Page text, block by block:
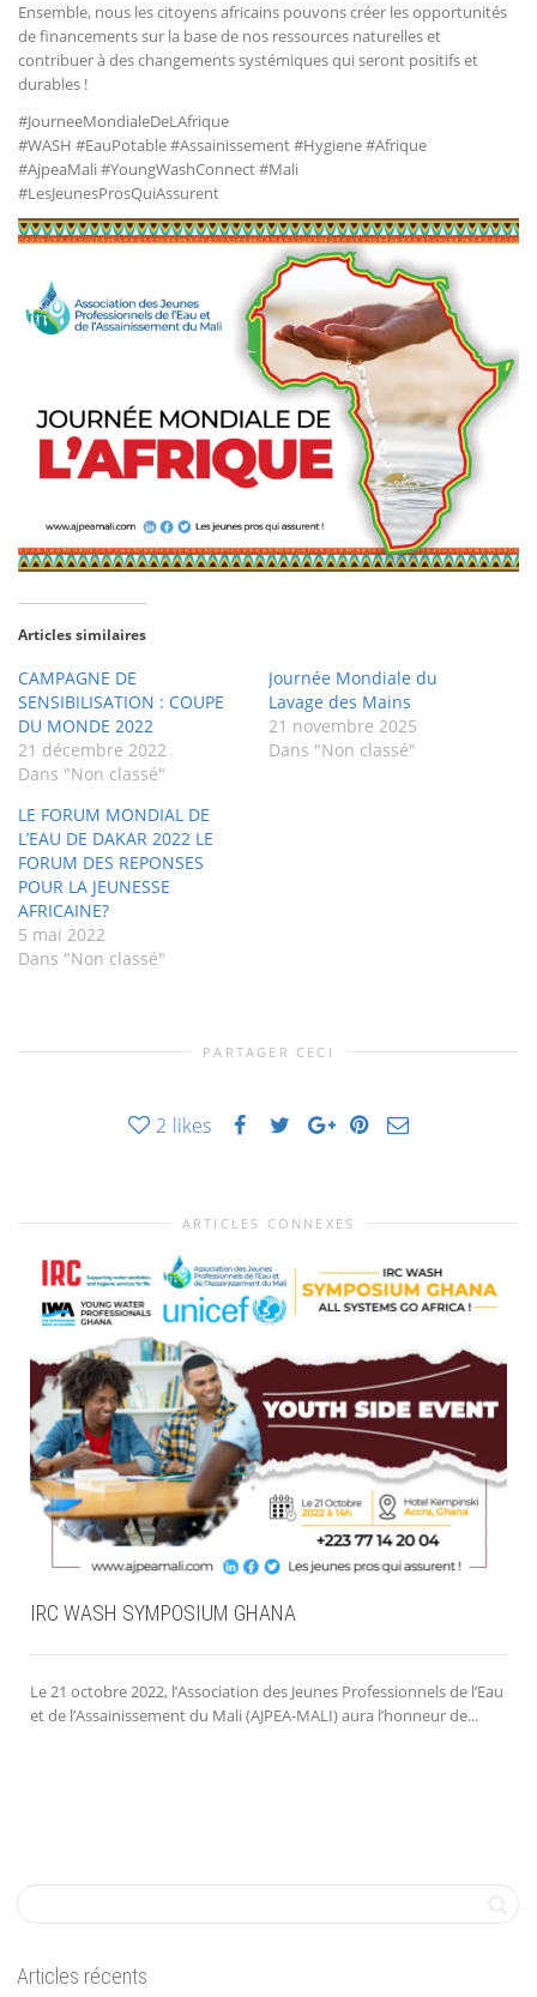
Ensemble, nous les citoyens africains pouvons créer les opportunités
de financements sur la base de nos ressources naturelles et
contribuer à des changements systémiques qui seront positifs et
durables !
#JourneeMondialeDeLAfrique
#WASH #EauPotable #Assainissement #Hygiene #Afrique
#AjpeaMali #YoungWashConnect #Mali
#LesJeunesProsQuiAssurent
Articles similaires
CAMPAGNE DE
SENSIBILISATION : COUPE
DU MONDE 2022
21 décembre 2022
Dans "Non classé"
Journée Mondiale du
Lavage des Mains
21 novembre 2025
Dans "Non classé"
LE FORUM MONDIAL DE
L’EAU DE DAKAR 2022 LE
FORUM DES REPONSES
POUR LA JEUNESSE
AFRICAINE?
5 mai 2022
Dans "Non classé"
PARTAGER CECI
2 likes
ARTICLES CONNEXES
IRC WASH SYMPOSIUM GHANA
Le 21 octobre 2022, l’Association des Jeunes Professionnels de l’Eau
et de l’Assainissement du Mali (AJPEA-MALI) aura l’honneur de...
Articles récents